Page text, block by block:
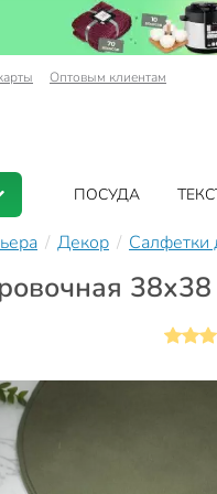
Оптовым клиентам
ПОСУДА
Декор Салфетки